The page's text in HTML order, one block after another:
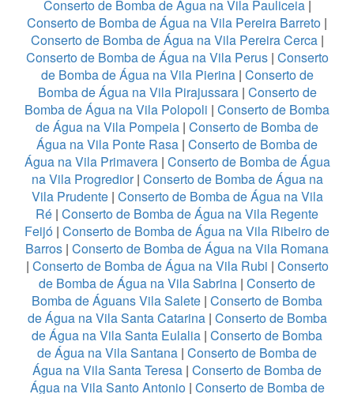
Conserto de Bomba de Água na Vila Pauliceia|
Conserto de Bomba de Água na Vila Pereira Barreto |
Conserto de Bomba de Água na Vila Pereira Cerca|
Conserto de Bomba de Água na Vila Perus| Conserto
de Bomba de Água na Vila Pierina| Conserto de
Bomba de Água na Vila Pirajussara| Conserto de
Bomba de Água na Vila Polopoli | Conserto de Bomba
de Água na Vila Pompeia | Conserto de Bomba de
Água na Vila Ponte Rasa | Conserto de Bomba de
Água na Vila Primavera| Conserto de Bomba de Água
na Vila Progredior| Conserto de Bomba de Água na
Vila Prudente| Conserto de Bomba de Água na Vila
Ré | Conserto de Bomba de Água na Vila Regente
Feijó | Conserto de Bomba de Água na Vila Ribeiro de
Barros | Conserto de Bomba de Água na Vila Romana
| Conserto de Bomba de Água na Vila Rubi | Conserto
de Bomba de Água na Vila Sabrina | Conserto de
Bomba de Águans Vila Salete | Conserto de Bomba
de Água na Vila Santa Catarina| Conserto de Bomba
de Água na Vila Santa Eulalia | Conserto de Bomba
de Água na Vila Santana | Conserto de Bomba de
Água na Vila Santa Teresa | Conserto de Bomba de
Água na Vila Santo Antonio| Conserto de Bomba de